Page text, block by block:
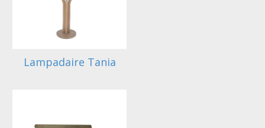
Lampadaire Tania